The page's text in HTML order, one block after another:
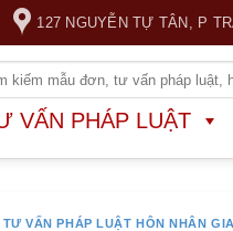
127 NGUYỄN TỰ TÂN, P
VẤN PHÁP LUẬT
TƯ VẤN PHÁP LUẬT HÔN NHÂN